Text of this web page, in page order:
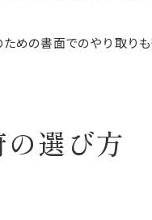
めの書面でのやり取り
選び方